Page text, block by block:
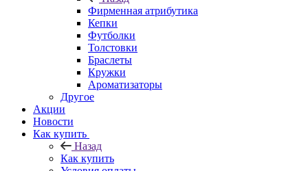
Фирменная атрибутика
Кепки
Футболки
Толстовки
Браслеты
Кружки
Ароматизаторы
Другое
Акции
Новости
Как купить
Назад
Как купить